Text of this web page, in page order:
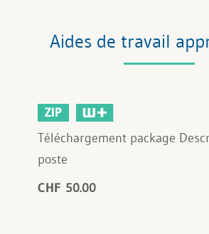
Aides de travail
ZIP
Téléchargement package
poste
CHF 50.00